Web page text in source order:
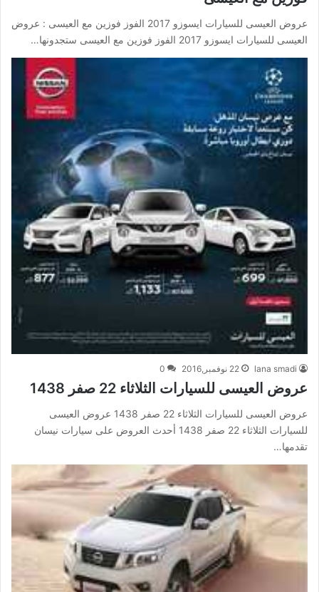
عروض العيسى للسيارات ايسوزو 2017 الفوز فوزين مع العيسى : عروض
العيسى للسيارات ايسوزو 2017 الفوز فوزين مع العيسى ستجدونها…
lana smadi 22 نوفمبر,2016 0
عروض العيسى للسيارات الثلاثاء 22 صفر 1438
عروض العيسى للسيارات الثلاثاء 22 صفر 1438 عروض العيسى
للسيارات الثلاثاء 22 صفر 1438 أحدث العروض على سيارات نيسان
تقدمها…